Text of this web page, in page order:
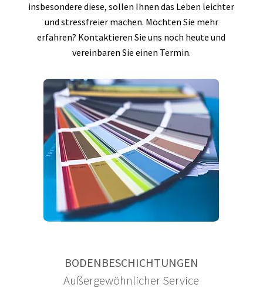
insbesondere diese, sollen Ihnen das Leben leichter
und stressfreier machen. Möchten Sie mehr
erfahren? Kontaktieren Sie uns noch heute und
vereinbaren Sie einen Termin.
BODENBESCHICHTUNGEN
Außergewöhnlicher Service